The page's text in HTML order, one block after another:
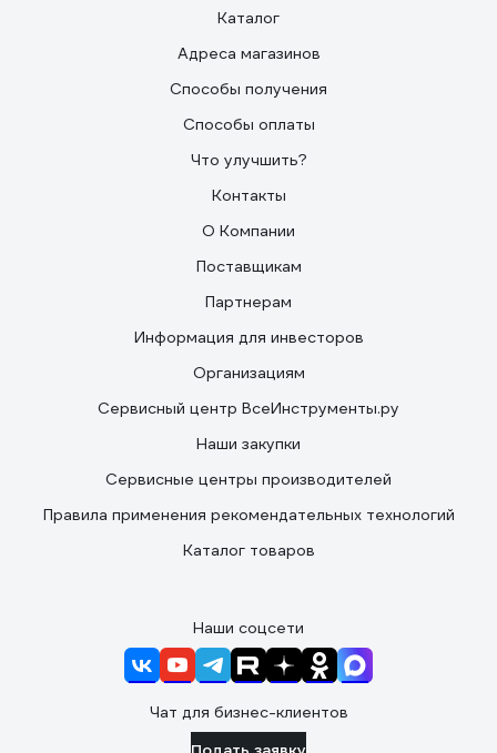
Каталог
Адреса магазинов
Способы получения
Способы оплаты
Что улучшить?
Контакты
О Компании
Поставщикам
Партнерам
Информация для инвесторов
Организациям
Сервисный центр ВсеИнструменты.ру
Наши закупки
Сервисные центры производителей
Правила применения рекомендательных технологий
Каталог товаров
Наши соцсети
Чат для бизнес-клиентов